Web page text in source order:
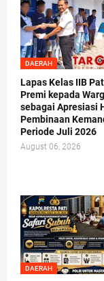
DAERAH
Lapas Kelas IIB
Premi kepada
sebagai Apresiasi
Pembinaan
Periode Juli 2026
August 06, 2026
DAERAH